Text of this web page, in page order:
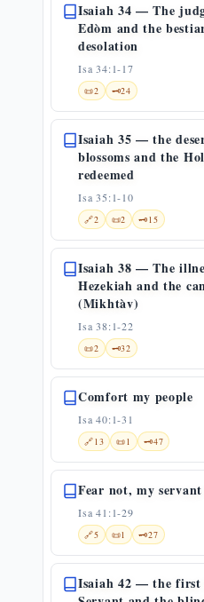
Isaiah 34 — The
Edòm and the
desolation
Isa 34:1-17
📜2 🗝️24
Isaiah 35 — the
blossoms and the
redeemed
Isa 35:1-10
🔗2 📜2 🗝️15
Isaiah 38 — The
Hezekiah and the
(Mikhtàv)
Isa 38:1-22
📜2 🗝️32
Comfort my people
Isa 40:1-31
🔗13 📜1 🗝️47
Fear not, my
Isa 41:1-29
🔗5 📜1 🗝️27
Isaiah 42 — the first